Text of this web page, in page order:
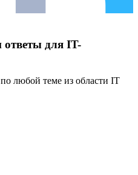
для IT-
любой теме из области IT